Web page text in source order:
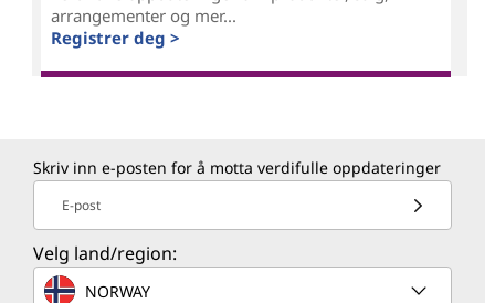
arrangementer og mer...
Registrer deg >
Skriv inn e-posten for å motta verdifulle oppdateringer
E-post
Velg land/region:
NORWAY